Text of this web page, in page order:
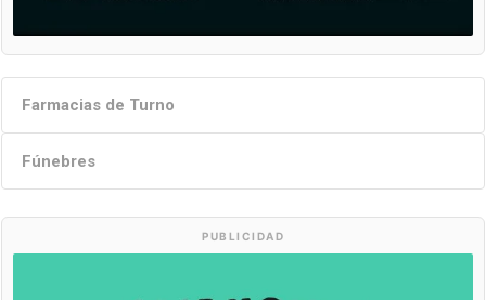
Farmacias de Turno
Fúnebres
PUBLICIDAD